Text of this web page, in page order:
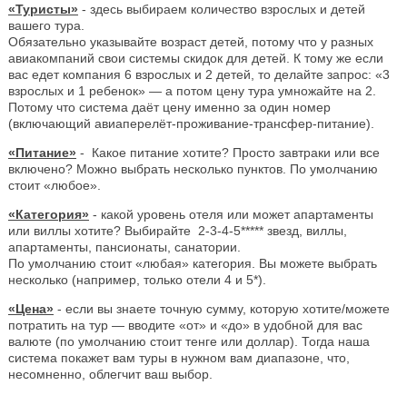
«Туристы» - здесь выбираем количество взрослых и детей
вашего тура.
Обязательно указывайте возраст детей, потому что у разных
авиакомпаний свои системы скидок для детей. К тому же если
вас едет компания 6 взрослых и 2 детей, то делайте запрос: «3
взрослых и 1 ребенок» — а потом цену тура умножайте на 2.
Потому что система даёт цену именно за один номер
(включающий авиаперелёт-проживание-трансфер-питание).
«Питание» - Какое питание хотите? Просто завтраки или все
включено? Можно выбрать несколько пунктов. По умолчанию
стоит «любое».
«Категория» - какой уровень отеля или может апартаменты
или виллы хотите? Выбирайте 2-3-4-5***** звезд, виллы,
апартаменты, пансионаты, санатории.
По умолчанию стоит «любая» категория. Вы можете выбрать
несколько (например, только отели 4 и 5*).
«Цена» - если вы знаете точную сумму, которую хотите/можете
потратить на тур — вводите «от» и «до» в удобной для вас
валюте (по умолчанию стоит тенге или доллар). Тогда наша
система покажет вам туры в нужном вам диапазоне, что,
несомненно, облегчит ваш выбор.